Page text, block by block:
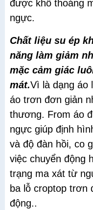
được khô thoáng
ngực.
Chất liệu su ép
năng làm giảm
mặc cảm giác
mát.Vì là dạng áo
áo trơn đơn giản
thương. From áo
ngực giúp định
và độ đàn hồi, co
việc chuyển động
trạng ma xát từ
ba lỗ croptop trơn
động..